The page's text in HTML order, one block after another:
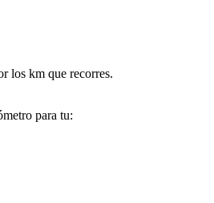
los km que recorres.
para tu: